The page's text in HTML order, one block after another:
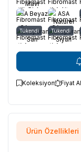
Mavi
ASA Beyaz
ASA
Naturel
Tükendi
Transparan
Sarı
Tükendi
Transparan
Siyah
Koleksiyon Fiyat
Ürün Özellikleri